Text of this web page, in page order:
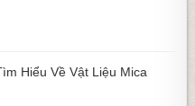
Hiểu Về Vật Liệu Mica